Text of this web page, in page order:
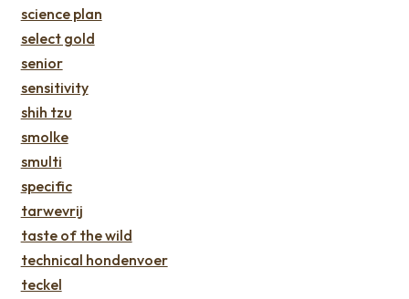
science plan
select gold
senior
sensitivity
shih tzu
smolke
smulti
specific
tarwevrij
taste of the wild
technical hondenvoer
teckel